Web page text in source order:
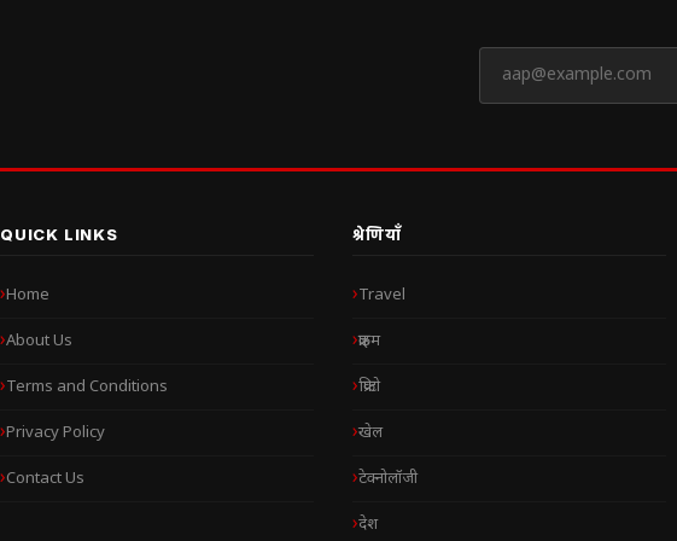
QUICK LINKS
Home
About Us
Terms and Conditions
Privacy Policy
Contact Us
श्रेणियाँ
Travel
क्राइम
क्रिप्टो
खेल
टेक्नोलॉजी
देश